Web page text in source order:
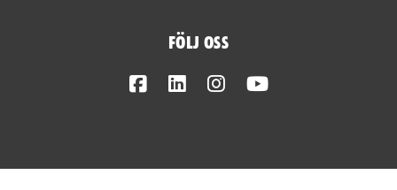
Följ oss
FacebookLinkedInInstagram